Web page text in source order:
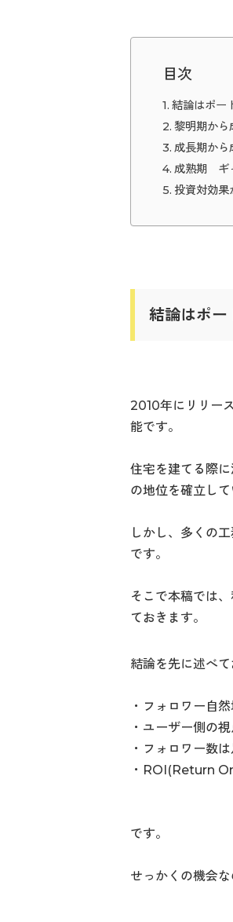
目次
結論はポー
黎明期か
成長期か
成熟期 ギ
投資対効果
結論はポー
2010年にリリー
能です。
住宅を建てる際
の地位を確立して
しかし、多くの
です。
そこで本稿では
ておきます。
結論を先に述べて
・フォロワー自
・ユーザー側の
・フォロワー数
・ROI(Return
です。
せっかくの機会